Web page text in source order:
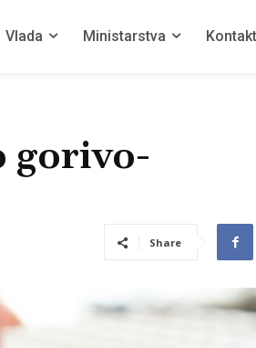
Vlada Ministarstva Kontakt
gorivo-
Share